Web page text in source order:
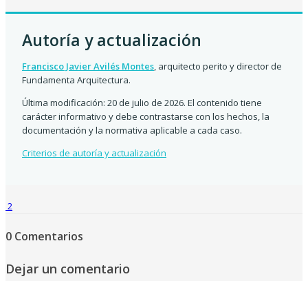
Autoría y actualización
Francisco Javier Avilés Montes, arquitecto perito y director de
Fundamenta Arquitectura.
Última modificación: 20 de julio de 2026. El contenido tiene
carácter informativo y debe contrastarse con los hechos, la
documentación y la normativa aplicable a cada caso.
Criterios de autoría y actualización
2
0 Comentarios
Dejar un comentario